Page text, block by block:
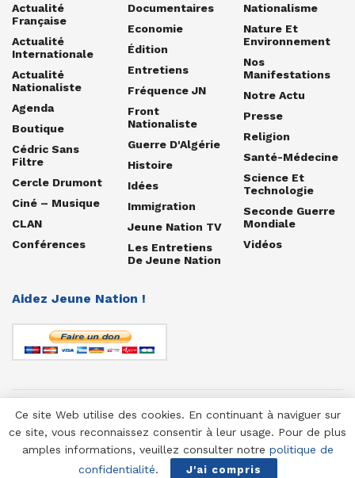
Actualité
Française
Actualité
Internationale
Actualité
Nationaliste
Agenda
Boutique
Cédric Sans
Filtre
Cercle Drumont
Ciné – Musique
CLAN
Conférences
Documentaires
Economie
Édition
Entretiens
Fréquence JN
Front
Nationaliste
Guerre D'Algérie
Histoire
Idées
Immigration
Jeune Nation TV
Les Entretiens
De Jeune Nation
Nationalisme
Nature Et
Environnement
Nos
Manifestations
Notre Actu
Presse
Religion
Santé-Médecine
Science Et
Technologie
Seconde Guerre
Mondiale
Vidéos
Aidez Jeune Nation !
© 1958-2025 Jeune Nation
Ce site Web utilise des cookies. En continuant à naviguer sur
ce site, vous reconnaissez consentir à leur usage. Pour de plus
amples informations, veuillez consulter notre politique de
confidentialité. J'ai compris